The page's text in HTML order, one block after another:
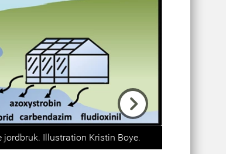
Illustration Kristin Boye.